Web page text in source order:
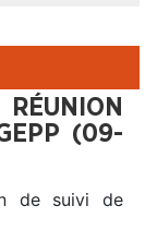
(09-
de suivi de